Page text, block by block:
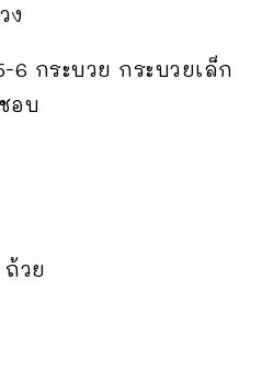
ง
6 กระบวย กระบวยเล็ก
อบ
ถ้วย